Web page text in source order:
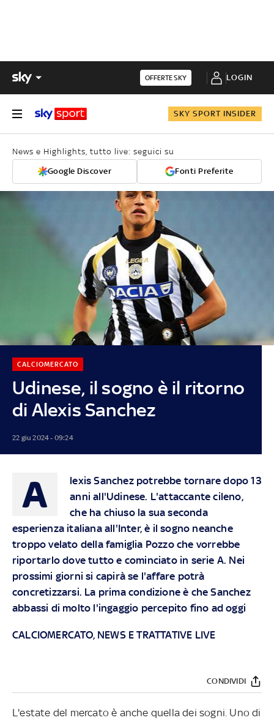
OFFERTE SKY LOGIN
SKY SPORT INSIDER
News e Highlights, tutto live: seguici su
Google Discover Fonti Preferite
Udinese, il sogno è il ritorno
di Alexis Sanchez
CALCIOMERCATO
22 giu 2024 - 09:24
A
lexis Sanchez potrebbe tornare dopo 13
anni all'Udinese. L'attaccante cileno,
che ha chiuso la sua seconda
esperienza italiana all'Inter, è il sogno neanche
troppo velato della famiglia Pozzo che vorrebbe
riportarlo dove tutto e cominciato in serie A. Nei
prossimi giorni si capirà se l'affare potrà
concretizzarsi. La prima condizione è che Sanchez
abbassi di molto l'ingaggio percepito fino ad oggi
CALCIOMERCATO, NEWS E TRATTATIVE LIVE
CONDIVIDI
L'estate del mercato è anche quella dei sogni. Uno di